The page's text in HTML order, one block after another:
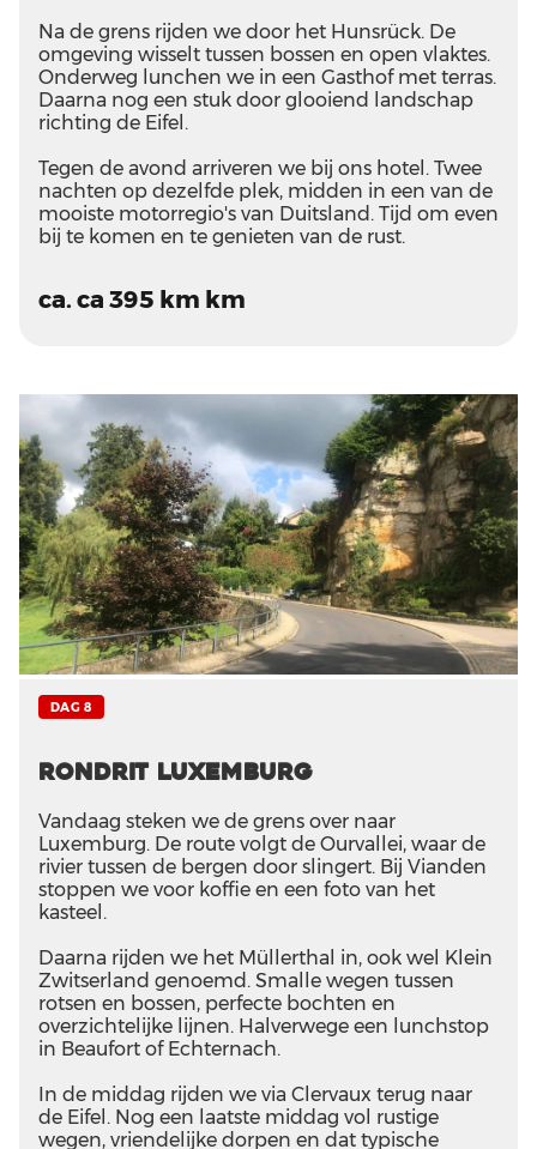
Na de grens rijden we door het Hunsrück. De
omgeving wisselt tussen bossen en open vlaktes.
Onderweg lunchen we in een Gasthof met terras.
Daarna nog een stuk door glooiend landschap
richting de Eifel.
Tegen de avond arriveren we bij ons hotel. Twee
nachten op dezelfde plek, midden in een van de
mooiste motorregio's van Duitsland. Tijd om even
bij te komen en te genieten van de rust.
ca. ca 395 km km
DAG 8
Rondrit Luxemburg
Vandaag steken we de grens over naar
Luxemburg. De route volgt de Ourvallei, waar de
rivier tussen de bergen door slingert. Bij Vianden
stoppen we voor koffie en een foto van het
kasteel.
Daarna rijden we het Müllerthal in, ook wel Klein
Zwitserland genoemd. Smalle wegen tussen
rotsen en bossen, perfecte bochten en
overzichtelijke lijnen. Halverwege een lunchstop
in Beaufort of Echternach.
In de middag rijden we via Clervaux terug naar
de Eifel. Nog een laatste middag vol rustige
wegen, vriendelijke dorpen en dat typische